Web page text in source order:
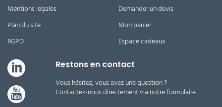
Mentions légales
Plan du site
RGPD
Demander un devis
Mon panier
Espace cadeaux
Restons en contact
Vous hésitez, vous avez une question ?
Contactez-nous directement via notre formulaire.